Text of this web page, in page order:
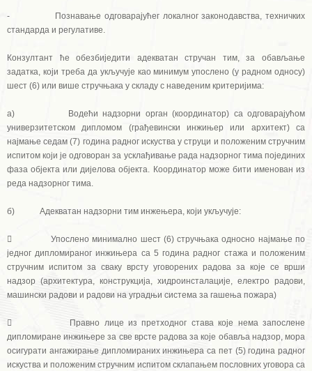
- Познавање одговарајућег локалног законодавства, техничких
стандарда и регулативе.
Конзултант ће обезбиједити адекватан стручан тим, за обављање
задатка, који треба да укључује као минимум упослено (у радном односу)
шест (6) или више стручњака у складу с наведеним критеријима:
а) Водећи надзорни орган (координатор) са одговарајућом
универзитетском дипломом (грађевински инжињер или архитект) са
најмање седам (7) година радног искуства у струци и положеним стручним
испитом који је одговоран за усклађивање рада надзорног тима појединих
фаза објекта или дијелова објекта. Координатор може бити именован из
реда надзорног тима.
б) Адекватан надзорни тим инжењера, који укључује:
 Упослено минимално шест (6) стручњака односно најмање по
једног дипломираног инжињера са 5 година радног стажа и положеним
стручним испитом за сваку врсту уговорених радова за које се врши
надзор (архитектура, конструкција, хидроинсталације, електро радови,
машински радови и радови на уградњи система за гашења пожара)
 Правно лице из претходног става које нема запослене
дипломиране инжињере за све врсте радова за које обавља надзор, мора
осигурати ангажирање дипломираних инжињера са пет (5) година радног
искуства и положеним стручним испитом склапањем пословних уговора са